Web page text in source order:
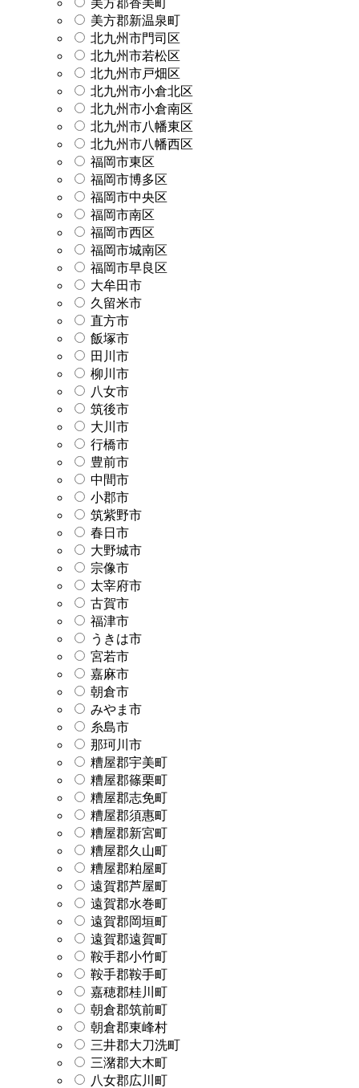
美方郡新温泉町
北九州市門司区
北九州市若松区
北九州市戸畑区
北九州市小倉北区
北九州市小倉南区
北九州市八幡東区
北九州市八幡西区
福岡市東区
福岡市博多区
福岡市中央区
福岡市南区
福岡市西区
福岡市城南区
福岡市早良区
大牟田市
久留米市
直方市
飯塚市
田川市
柳川市
八女市
筑後市
大川市
行橋市
豊前市
中間市
小郡市
筑紫野市
春日市
大野城市
宗像市
太宰府市
古賀市
福津市
うきは市
宮若市
嘉麻市
朝倉市
みやま市
糸島市
那珂川市
糟屋郡宇美町
糟屋郡篠栗町
糟屋郡志免町
糟屋郡須惠町
糟屋郡新宮町
糟屋郡久山町
糟屋郡粕屋町
遠賀郡芦屋町
遠賀郡水巻町
遠賀郡岡垣町
遠賀郡遠賀町
鞍手郡小竹町
鞍手郡鞍手町
嘉穂郡桂川町
朝倉郡筑前町
朝倉郡東峰村
三井郡大刀洗町
三潴郡大木町
八女郡広川町